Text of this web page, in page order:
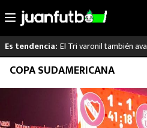
Saltar
contenido
Es tendencia: El Tri varonil también
LO ÚLTIMO
COPA SUDAMERICANA